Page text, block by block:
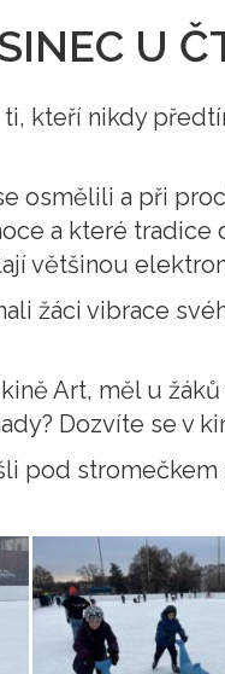
U
kteří nikdy
osmělili a při
a které
většinou
žáci vibrace
Art, měl u
Dozvíte se v
pod